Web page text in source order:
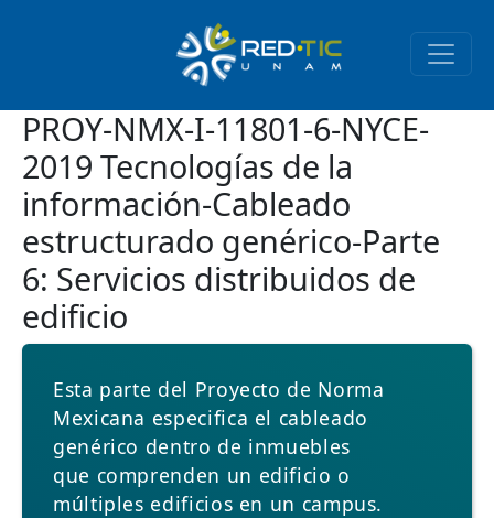
PROY-NMX-I-11801-6-NYCE-
2019 Tecnologías de la
información-Cableado
estructurado genérico-Parte
6: Servicios distribuidos de
edificio
Esta parte del Proyecto de Norma
Mexicana especifica el cableado
genérico dentro de inmuebles
que comprenden un edificio o
múltiples edificios en un campus.